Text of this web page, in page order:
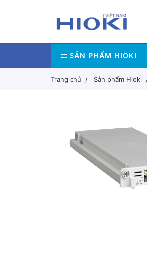
SẢN PHẨM HIOKI
Trang chủ Sản phẩm Hioki